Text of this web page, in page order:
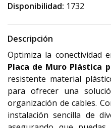
Disponibilidad: 1732
Descripción
Optimiza la conectividad
Placa de Muro Plástica
resistente material
para ofrecer una
organización de cables.
instalación sencilla de